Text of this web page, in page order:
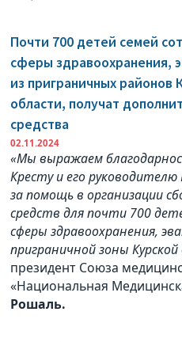
Почти 700 детей семей
сферы здравоохранения,
из приграничных районов
области, получат
средства
02.11.2024
«Мы выражаем
Кресту и его руководителю
за помощь в организации
средств для почти 700
сферы здравоохранения,
приграничной зоны
президент Союза
«Национальная
Рошаль.